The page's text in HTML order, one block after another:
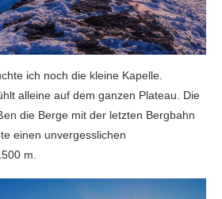
ich noch die kleine Kapelle.
alleine auf dem ganzen Plateau. Die
die Berge mit der letzten Bergbahn
einen unvergesslichen
m.